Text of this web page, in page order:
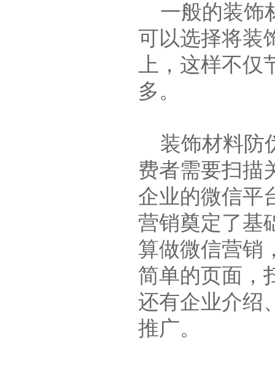
一般的装饰
可以选择将装
上，这样不
多。
装饰材料防
费者需要扫描
企业的微信平
营销奠定了基
算做微信营销
简单的页面，
还有企业介绍
推广。